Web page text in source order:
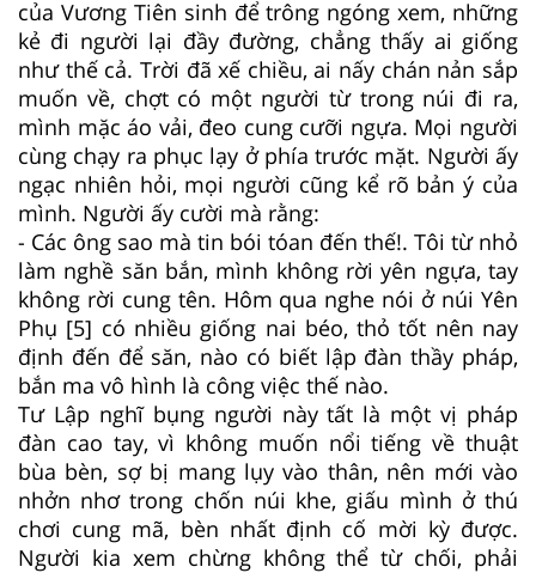
của Vương Tiên sinh để trông ngóng xem, những
kẻ đi người lại đầy đường, chẳng thấy ai giống
như thế cả. Trời đã xế chiều, ai nấy chán nản sắp
muốn về, chợt có một người từ trong núi đi ra,
mình mặc áo vải, đeo cung cưỡi ngựa. Mọi người
cùng chạy ra phục lạy ở phía trước mặt. Người ấy
ngạc nhiên hỏi, mọi người cũng kể rõ bản ý của
mình. Người ấy cười mà rằng:
- Các ông sao mà tin bói tóan đến thế!. Tôi từ nhỏ
làm nghề săn bắn, mình không rời yên ngựa, tay
không rời cung tên. Hôm qua nghe nói ở núi Yên
Phụ [5] có nhiều giống nai béo, thỏ tốt nên nay
định đến để săn, nào có biết lập đàn thầy pháp,
bắn ma vô hình là công việc thế nào.
Tư Lập nghĩ bụng người này tất là một vị pháp
đàn cao tay, vì không muốn nổi tiếng về thuật
bùa bèn, sợ bị mang lụy vào thân, nên mới vào
nhởn nhơ trong chốn núi khe, giấu mình ở thú
chơi cung mã, bèn nhất định cố mời kỳ được.
Người kia xem chừng không thể từ chối, phải